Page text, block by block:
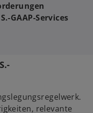
GAAP-Services
relevante